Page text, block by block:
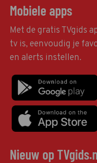
Mobiele apps
Met de gratis TVgids
tv is, eenvoudig je
en alerts instellen.
Nieuw op